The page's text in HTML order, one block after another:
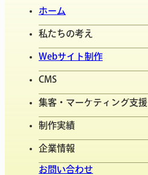
ホーム
私たちの考え
Webサイト制作
CMS
集客・マーケティング支援
制作実績
企業情報
お問い合わせ